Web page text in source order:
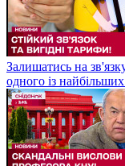
Залишатись на
одного із